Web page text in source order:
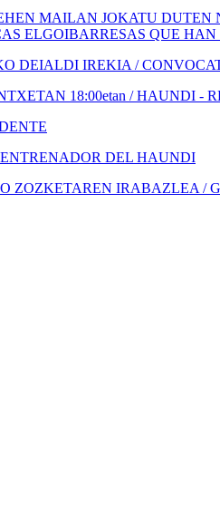
MAILAN JOKATU
ELGOIBARRESAS QUE
DEIALDI IREKIA /
18:00etan / HAUNDI -
DEL HAUNDI
IRABAZLEA /